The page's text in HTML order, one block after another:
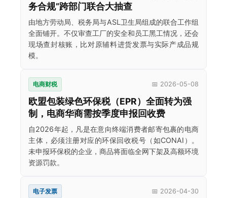
务合规”跨部门联合大抽查
由地方劳动局、税务局与ASL卫生局组成的联合工作组
全面铺开。不仅审查工厂的安全和员工黑工情况，还会
现场查封核账，比对原辅料进货发票与实际产成品规
模。
电商财税 📅 2026-05-08
欧盟包装绿色环保税（EPR）全面转为强
制，电商华商需按季度申报回收费
自2026年起，凡是在意向终端消费者邮寄包裹的电商
主体，必须注册对应的环保回收税号（如CONAI）。
未申报环保税的企业，商品将面临全网下架及高额环境
资源罚款。
电子发票 📅 2026-04-30